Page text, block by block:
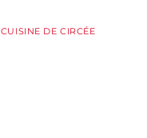
DE CIRCÉE